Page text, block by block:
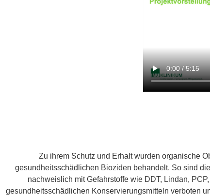
Zu ihrem Schutz und Erhalt wurden organische
gesundheitsschädlichen Bioziden behandelt. So sind
nachweislich mit Gefahrstoffe wie DDT, Lindan,
gesundheitsschädlichen Konservierungsmitteln verboten